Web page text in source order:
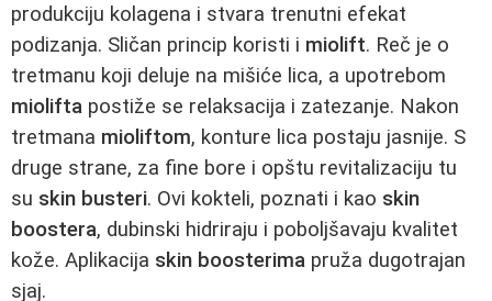
produkciju kolagena i stvara trenutni efekat
podizanja. Sličan princip koristi i miolift. Reč je o
tretmanu koji deluje na mišiće lica, a upotrebom
miolifta postiže se relaksacija i zatezanje. Nakon
tretmana mioliftom, konture lica postaju jasnije. S
druge strane, za fine bore i opštu revitalizaciju tu
su skin busteri. Ovi kokteli, poznati i kao skin
boostera, dubinski hidriraju i poboljšavaju kvalitet
kože. Aplikacija skin boosterima pruža dugotrajan
sjaj.